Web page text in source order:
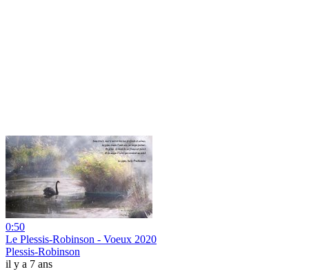
0:50
Le Plessis-Robinson - Voeux 2020
Plessis-Robinson
il y a 7 ans